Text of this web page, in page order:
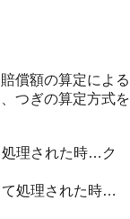
償額の算定による
つぎの算定方式を
理された時…ク
て処理された時…